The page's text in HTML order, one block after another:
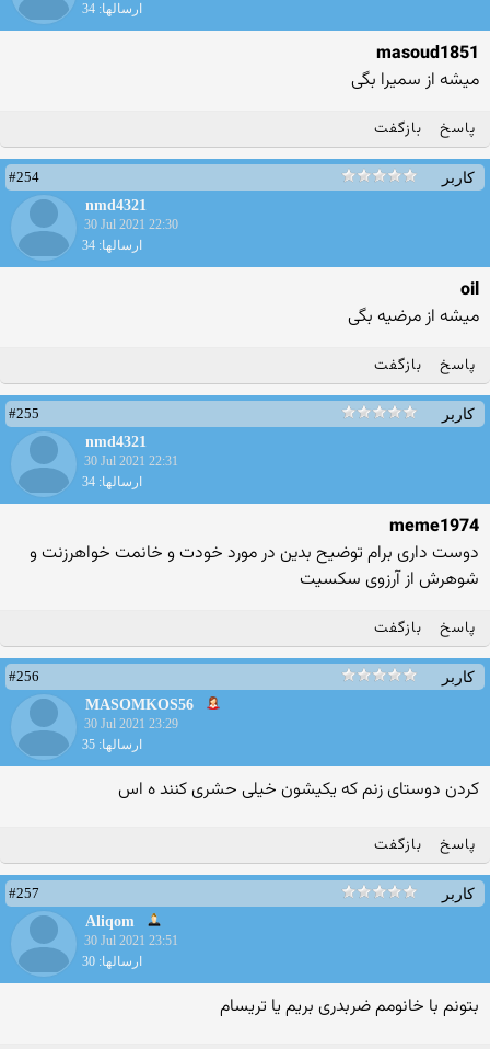
ارسالها: 34
masoud1851
میشه از سمیرا بگی
پاسخ بازگفت
کاربر
#254
nmd4321
30 Jul 2021 22:30
ارسالها: 34
oil
میشه از مرضیه بگی
پاسخ بازگفت
کاربر
#255
nmd4321
30 Jul 2021 22:31
ارسالها: 34
meme1974
دوست داری برام توضیح بدین در مورد خودت و خانمت خواهرزنت و
شوهرش از آرزوی سکسیت
پاسخ بازگفت
کاربر
#256
MASOMKOS56
30 Jul 2021 23:29
ارسالها: 35
کردن دوستای زنم که یکیشون خیلی حشری کنند ه اس
پاسخ بازگفت
کاربر
#257
Aliqom
30 Jul 2021 23:51
ارسالها: 30
بتونم با خانومم ضربدری بریم یا تریسام